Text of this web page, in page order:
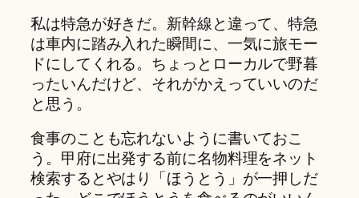
私は特急が好きだ。新幹線と違って、特急
は車内に踏み入れた瞬間に、一気に旅モー
ドにしてくれる。ちょっとローカルで野暮
ったいんだけど、それがかえっていいのだ
と思う。
食事のことも忘れないように書いておこ
う。甲府に出発する前に名物料理をネット
検索するとやはり「ほうとう」が一押しだ